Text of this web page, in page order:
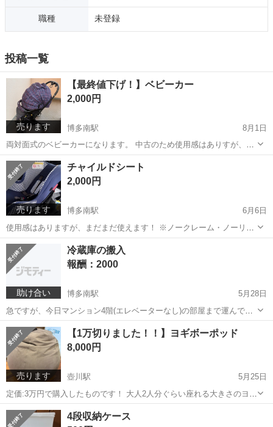
職種 未登録
投稿一覧
売ります
【最終値下げ！】ベビーカー
2,000円
博多南駅
8月1日
両対面式のベビーカーになります。 中古のため使用感はありすが、比
較的綺麗な状態です！ ※ノークレーム・ノーリターンでお願いします
福岡 福岡市 博多南駅 子供用品
売ります
チャイルドシート
2,000円
博多南駅
6月6日
使用感はありますが、まだまだ使えます！ ※ノークレーム・ノーリタ
ーンでお願いします
福岡 福岡市 博多南駅
助け合い
冷蔵庫の搬入
報酬：2000
博多南駅
5月28日
急ですが、今日マンション4階(エレベーターなし)の部屋まで運んでく
れる方、お願いします！！
福岡 福岡市 博多南駅 手伝って/助けて
売ります
【1万切りました！！】ヨギボーポッド
8,000円
壺川駅
5月25日
定価:3万円で購入したものです！ 大人2人分ぐらい座れる大きさのヨギ
ボーです！ 引っ越しのため売ります！ カバーは洗った状態でお渡しし
ます！
沖縄 豊見城市 壺川駅
4段収納ケース